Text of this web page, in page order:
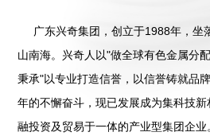
广东兴奇集团，创立于1988年，坐
山南海。兴奇人以"做全球有色金属分
秉承"以专业打造信誉，以信誉铸就品
年的不懈奋斗，现已发展成为集科技
融投资及贸易于一体的产业型集团企业